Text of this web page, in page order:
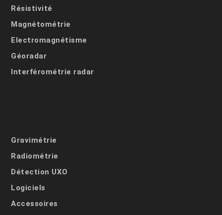
Résistivité
Magnétométrie
Electromagnétisme
Géoradar
Interférométrie radar
Gravimétrie
Radiométrie
Détection UXO
Logiciels
Accessoires